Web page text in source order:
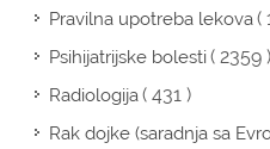
Pravilna upotreba lekova(
Psihijatrijske bolesti( 2359 )
Radiologija( 431 )
Rak dojke (saradnja sa